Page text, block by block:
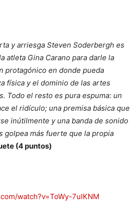
y arriesga Steven Soderbergh es
atleta Gina Carano para darle la
protagónico en donde pueda
física y el dominio de las artes
Todo el resto es pura espuma: un
el ridículo; una premisa básica que
inútilmente y una banda de sonido
golpea más fuerte que la propia
(4 puntos)
watch?v=ToWy-7uIKNM